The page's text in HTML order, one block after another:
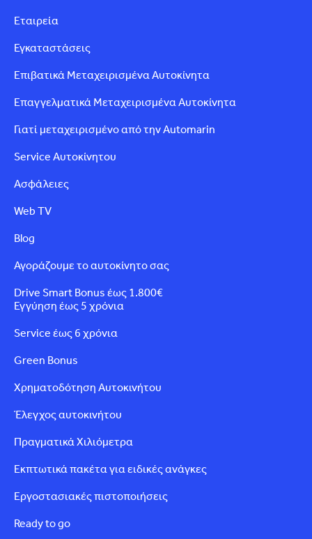
Εταιρεία
Εγκαταστάσεις
Επιβατικά Μεταχειρισμένα Αυτοκίνητα
Επαγγελματικά Μεταχειρισμένα Αυτοκίνητα
Γιατί μεταχειρισμένο από την Automarin
Service Αυτοκίνητου
Ασφάλειες
Web TV
Blog
Αγοράζουμε το αυτοκίνητο σας
Drive Smart Bonus έως 1.800€
Εγγύηση έως 5 χρόνια
Service έως 6 χρόνια
Green Bonus
Χρηματοδότηση Αυτοκινήτου
Έλεγχος αυτοκινήτου
Πραγματικά Χιλιόμετρα
Εκπτωτικά πακέτα για ειδικές ανάγκες
Εργοστασιακές πιστοποιήσεις
Ready to go